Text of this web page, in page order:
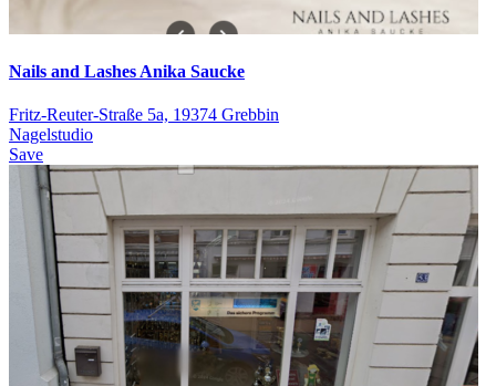
Nails and Lashes Anika Saucke
Fritz-Reuter-Straße 5a, 19374 Grebbin
Nagelstudio
Save